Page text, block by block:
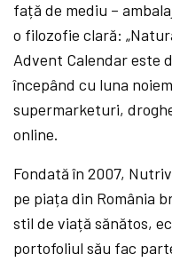
față de mediu –
o filozofie clară:
Advent Calendar este
începând cu luna
supermarketuri,
online.
Fondată în 2007,
pe piața din România
stil de viață sănătos,
portofoliul său fac